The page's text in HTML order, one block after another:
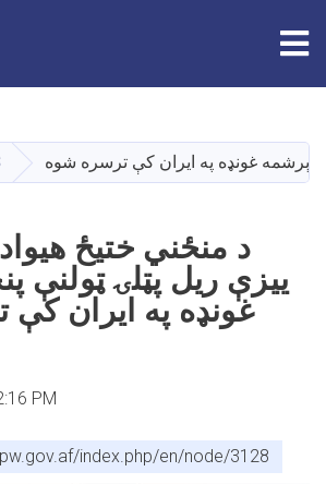
content
دېرشمه غونډه په ایران کې ترسره شوه
د منځني ختیځ
ییزې ریل پټلۍ ټولنې
غونډه په ایران
PM
index.php/en/node/3128